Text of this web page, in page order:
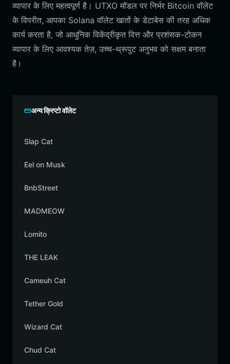
व्यापार के लिए महत्वपूर्ण है। UTXO मॉडल पर निर्भर Bitcoin वॉलेट
के विपरीत, आपका Solana वॉलेट खातों के डेटाबेस की तरह अधिक
कार्य करता है, जो आधुनिक विकेंद्रीकृत वित्त और प्रशंसक-टोकन
व्यापार के लिए आवश्यक तेज़, उच्च-थ्रूपुट अनुभव को सक्षम बनाता
है।
अन्य क्रिप्टो वॉलेट
Slap Cat
Eel on Musk
BnbStreet
MADMEOW
Lomito
THE LEAK
Cameuh Cat
Tether Gold
Wizard Cat
Chud Cat